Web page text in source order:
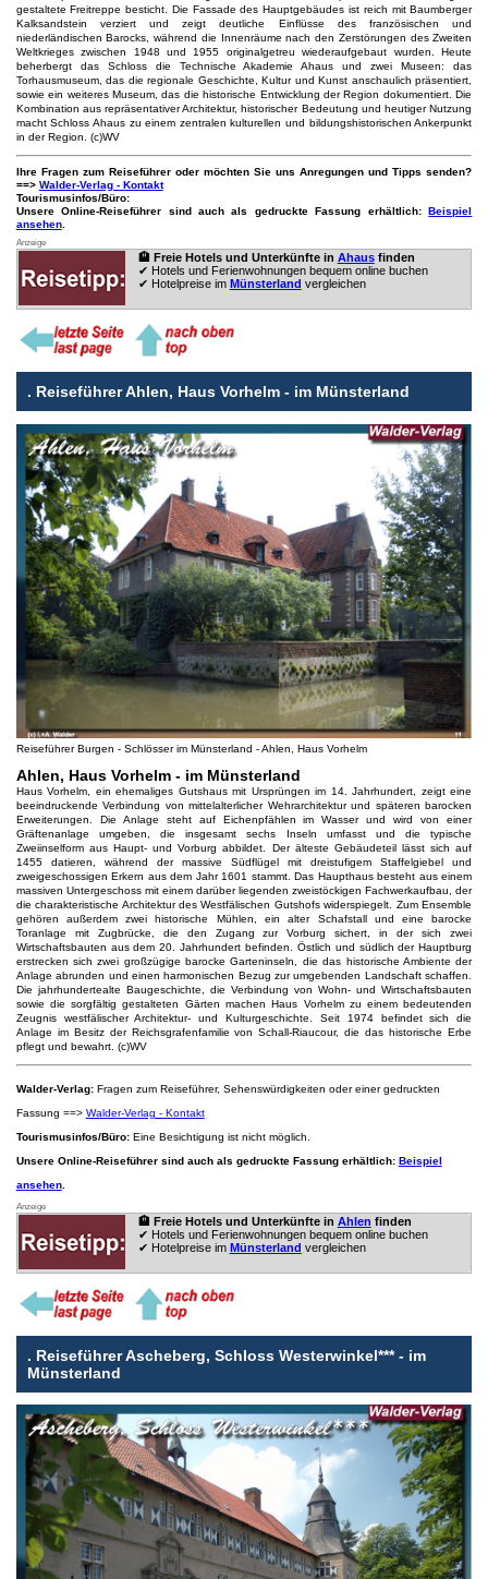
gestaltete Freitreppe besticht. Die Fassade des Hauptgebäudes ist reich mit Baumberger
Kalksandstein verziert und zeigt deutliche Einflüsse des französischen und
niederländischen Barocks, während die Innenräume nach den Zerstörungen des Zweiten
Weltkrieges zwischen 1948 und 1955 originalgetreu wiederaufgebaut wurden. Heute
beherbergt das Schloss die Technische Akademie Ahaus und zwei Museen: das
Torhausmuseum, das die regionale Geschichte, Kultur und Kunst anschaulich präsentiert,
sowie ein weiteres Museum, das die historische Entwicklung der Region dokumentiert. Die
Kombination aus repräsentativer Architektur, historischer Bedeutung und heutiger Nutzung
macht Schloss Ahaus zu einem zentralen kulturellen und bildungshistorischen Ankerpunkt
in der Region. (c)WV
Ihre Fragen zum Reiseführer oder möchten Sie uns Anregungen und Tipps senden?
==> Walder-Verlag - Kontakt
Tourismusinfos/Büro:
Unsere Online-Reiseführer sind auch als gedruckte Fassung erhältlich:Beispiel
ansehen.
Anzeige
🏨 Freie Hotels und Unterkünfte in Ahausfinden
✔ Hotels und Ferienwohnungen bequem online buchen
✔ Hotelpreise im Münsterland vergleichen
. Reiseführer Ahlen, Haus Vorhelm - im Münsterland
Reiseführer Burgen - Schlösser im Münsterland - Ahlen, Haus Vorhelm
Ahlen, Haus Vorhelm - im Münsterland
Haus Vorhelm, ein ehemaliges Gutshaus mit Ursprüngen im 14. Jahrhundert, zeigt eine
beeindruckende Verbindung von mittelalterlicher Wehrarchitektur und späteren barocken
Erweiterungen. Die Anlage steht auf Eichenpfählen im Wasser und wird von einer
Gräftenanlage umgeben, die insgesamt sechs Inseln umfasst und die typische
Zweiinselform aus Haupt- und Vorburg abbildet. Der älteste Gebäudeteil lässt sich auf
1455 datieren, während der massive Südflügel mit dreistufigem Staffelgiebel und
zweigeschossigen Erkern aus dem Jahr 1601 stammt. Das Haupthaus besteht aus einem
massiven Untergeschoss mit einem darüber liegenden zweistöckigen Fachwerkaufbau, der
die charakteristische Architektur des Westfälischen Gutshofs widerspiegelt. Zum Ensemble
gehören außerdem zwei historische Mühlen, ein alter Schafstall und eine barocke
Toranlage mit Zugbrücke, die den Zugang zur Vorburg sichert, in der sich zwei
Wirtschaftsbauten aus dem 20. Jahrhundert befinden. Östlich und südlich der Hauptburg
erstrecken sich zwei großzügige barocke Garteninseln, die das historische Ambiente der
Anlage abrunden und einen harmonischen Bezug zur umgebenden Landschaft schaffen.
Die jahrhundertealte Baugeschichte, die Verbindung von Wohn- und Wirtschaftsbauten
sowie die sorgfältig gestalteten Gärten machen Haus Vorhelm zu einem bedeutenden
Zeugnis westfälischer Architektur- und Kulturgeschichte. Seit 1974 befindet sich die
Anlage im Besitz der Reichsgrafenfamilie von Schall-Riaucour, die das historische Erbe
pflegt und bewahrt. (c)WV
Walder-Verlag: Fragen zum Reiseführer, Sehenswürdigkeiten oder einer gedruckten
Fassung ==> Walder-Verlag - Kontakt
Tourismusinfos/Büro:Eine Besichtigung ist nicht möglich.
Unsere Online-Reiseführer sind auch als gedruckte Fassung erhältlich: Beispiel
ansehen.
Anzeige
🏨 Freie Hotels und Unterkünfte in Ahlen finden
✔ Hotels und Ferienwohnungen bequem online buchen
✔ Hotelpreise im Münsterland vergleichen
. Reiseführer Ascheberg, Schloss Westerwinkel*** - im
Münsterland